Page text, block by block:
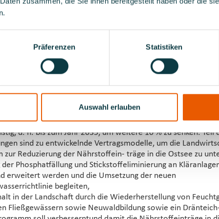
Präferenzen Statistiken
Auswahl erlauben
der Nährstoffeinträge in die Ostsee will die
weiter reduzieren:
der Düngeverordnung leisten bereits jetzt einen großen
Nährstoffeinträgen. Durch eine Effektivierung der Kontrollen
Düngeverordnung 2020 noch besser gewährleistet werden.
der Landwirtschaft geschlossen werden, um die in die
und Stickstofffrachten kurzfristig, d. h. bis zum Jahr
d. h. bis zum Jahr 2035, um weitere 10 % zu senken. Teil
sind zu entwickelnde Vertragsmodelle, um die
zur Reduzierung der Nährstoffein- träge in die Ostsee zu
der Phosphatfällung und Stickstoffeliminierung an Kläranlagen
erweitert werden und die Umsetzung der neuen
begleiten,
in der Landschaft durch die Wiederherstellung von
Fließgewässern sowie Neuwaldbildung sowie ein